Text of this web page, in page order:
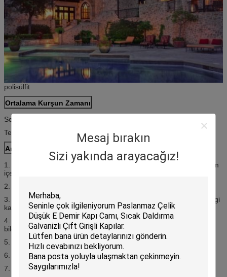
Mesaj bırakın
Sizi yakında arayacağız!
polisülfit
Ortalama Kurşun Zamanı
Sezonluk teslim süresi kapalı: 15 gün içinde.
Tepe dönemi kurşun zamanı: 15 - 25 gün.
Ambalaj ve Teslimat
1. Lamba gövdesi veya çerçeve SKF (yarı Katlanır Aşağı) polyfoam
içeren ambalaj.
2. Kristal boncuklar poli torba ve köpük ile paketlenmiştir.
3. Özellikle ihraç için A = B beş kat standart su geçirmez kahverengi
karton.
4. Gerektiği gibi İngilizce veya başka bir dilde basılan paketin
bilgileri.
5. Her paket kurulum talimatı ve resimlerle birlikte sunulmaktadır.
6. Paket isteğe bağlı olarak ek ücret de olabilir.
7. Ulaşım: DENİZE, HAVA İLE, EXPRESS (DHL, FEDEX, UPS, vb)